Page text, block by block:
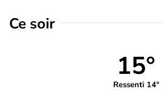
Ce soir
15°
Ressenti 14°